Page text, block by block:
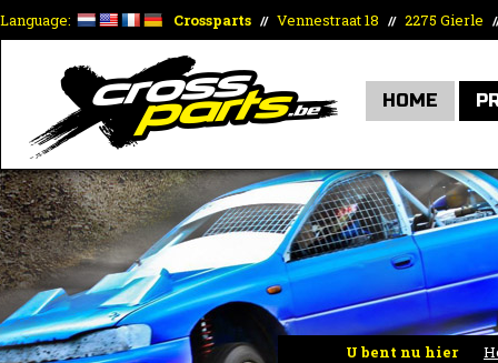
Language: Crossparts // Vennestraat 18 // 2275 Gierle
HOME
U bent nu hier